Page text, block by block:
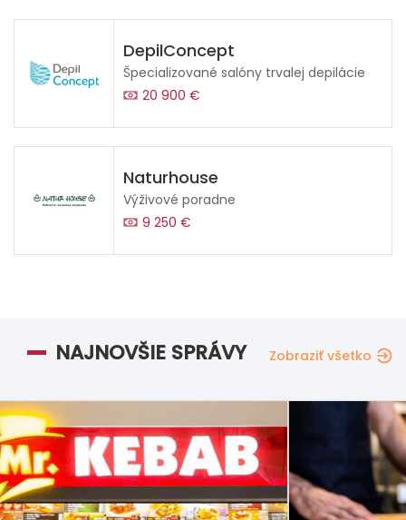
DepilConcept
Špecializované salóny trvalej depilácie
20 900 €
Naturhouse
Výživové poradne
9 250 €
NAJNOVŠIE SPRÁVY Zobraziť všetko